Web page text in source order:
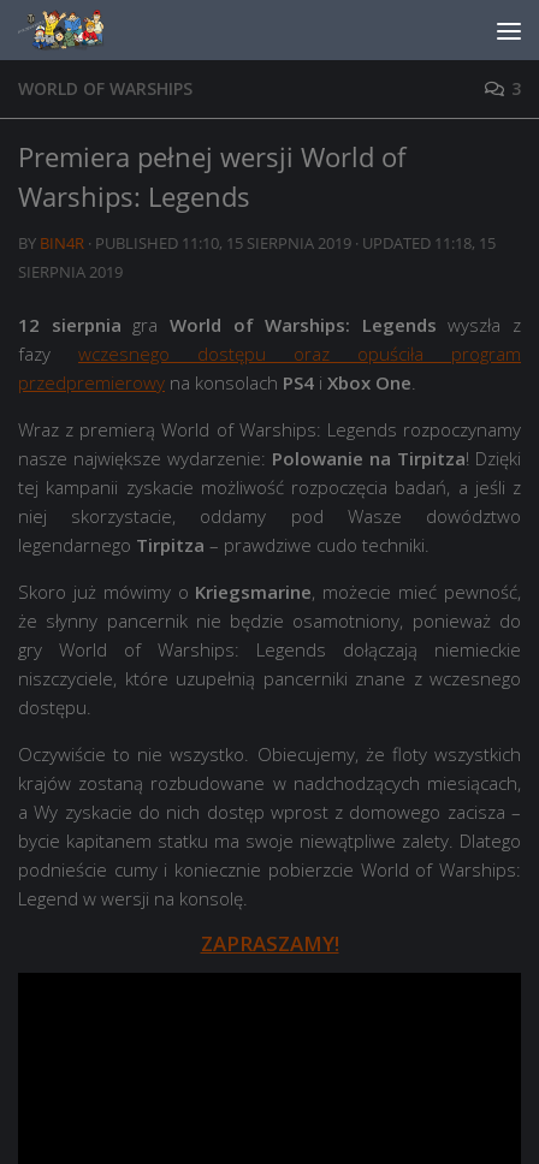
Skip to content
WORLD OF WARSHIPS 3
Premiera pełnej wersji World of
Warships: Legends
BY BIN4R · PUBLISHED 11:10, 15 SIERPNIA 2019 · UPDATED 11:18, 15
SIERPNIA 2019
12 sierpnia gra World of Warships: Legends wyszła z
fazy wczesnego dostępu oraz opuściła program
przedpremierowy na konsolach PS4 i Xbox One.
Wraz z premierą World of Warships: Legends rozpoczynamy
nasze największe wydarzenie: Polowanie na Tirpitza! Dzięki
tej kampanii zyskacie możliwość rozpoczęcia badań, a jeśli z
niej skorzystacie, oddamy pod Wasze dowództwo
legendarnego Tirpitza – prawdziwe cudo techniki.
Skoro już mówimy o Kriegsmarine, możecie mieć pewność,
że słynny pancernik nie będzie osamotniony, ponieważ do
gry World of Warships: Legends dołączają niemieckie
niszczyciele, które uzupełnią pancerniki znane z wczesnego
dostępu.
Oczywiście to nie wszystko. Obiecujemy, że floty wszystkich
krajów zostaną rozbudowane w nadchodzących miesiącach,
a Wy zyskacie do nich dostęp wprost z domowego zacisza –
bycie kapitanem statku ma swoje niewątpliwe zalety. Dlatego
podnieście cumy i koniecznie pobierzcie World of Warships:
Legend w wersji na konsolę.
ZAPRASZAMY!